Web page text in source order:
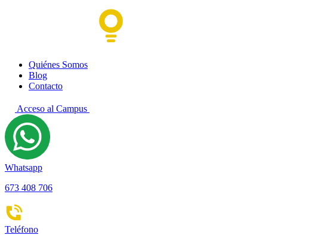
Quiénes Somos
Blog
Contacto
Acceso al Campus
Whatsapp
673 408 706
Teléfono